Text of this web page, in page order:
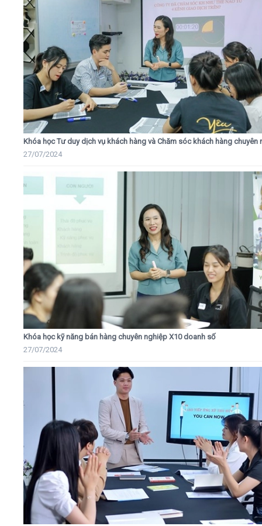
Khóa học Tư duy dịch vụ khách hàng và Chăm sóc khách hàng chuyên
27/07/2024
Khóa học kỹ năng bán hàng chuyên nghiệp X10 doanh số
27/07/2024